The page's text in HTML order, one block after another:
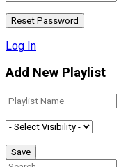
Log In
Add New Playlist